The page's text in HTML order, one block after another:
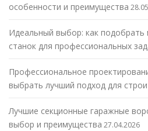
особенности и преимущества
Идеальный выбор: как подобрать
станок для профессиональных
Профессиональное
выбрать лучший подход для
Лучшие секционные гаражные
выбор и преимущества 27.04.2026